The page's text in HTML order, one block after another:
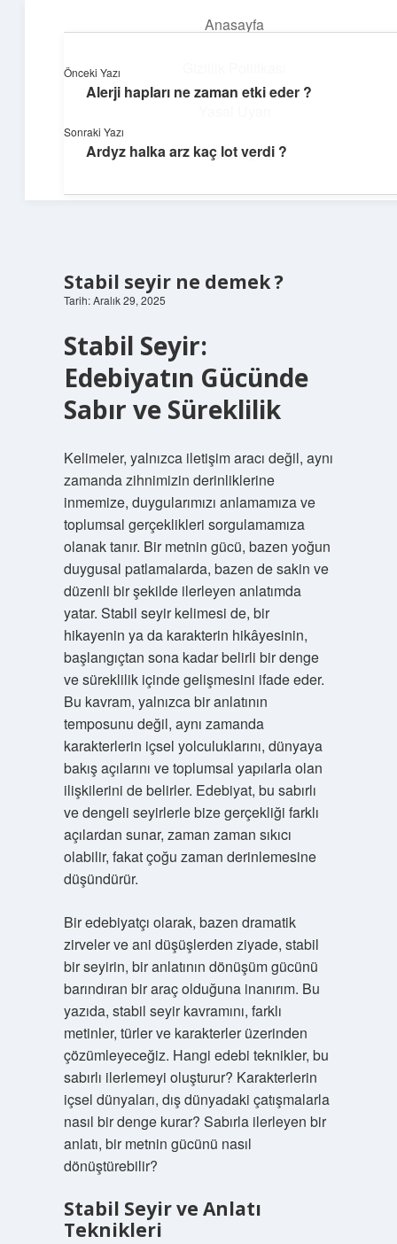
Anasayfa
Hakkımızda
Ufak Ayrıntılar
Göz atmalık, düşündürmelik kısa bilgiler.
Stabil seyir ne demek ?
Tarih: Aralık 29, 2025
Stabil Seyir:
Edebiyatın Gücünde
Sabır ve Süreklilik
Kelimeler, yalnızca iletişim aracı değil, aynı
zamanda zihnimizin derinliklerine
inmemize, duygularımızı anlamamıza ve
toplumsal gerçeklikleri sorgulamamıza
olanak tanır. Bir metnin gücü, bazen yoğun
duygusal patlamalarda, bazen de sakin ve
düzenli bir şekilde ilerleyen anlatımda
yatar. Stabil seyir kelimesi de, bir
hikayenin ya da karakterin hikâyesinin,
başlangıçtan sona kadar belirli bir denge
ve süreklilik içinde gelişmesini ifade eder.
Bu kavram, yalnızca bir anlatının
temposunu değil, aynı zamanda
karakterlerin içsel yolculuklarını, dünyaya
bakış açılarını ve toplumsal yapılarla olan
ilişkilerini de belirler. Edebiyat, bu sabırlı
ve dengeli seyirlerle bize gerçekliği farklı
açılardan sunar, zaman zaman sıkıcı
olabilir, fakat çoğu zaman derinlemesine
düşündürür.
Bir edebiyatçı olarak, bazen dramatik
zirveler ve ani düşüşlerden ziyade, stabil
bir seyirin, bir anlatının dönüşüm gücünü
barındıran bir araç olduğuna inanırım. Bu
yazıda, stabil seyir kavramını, farklı
metinler, türler ve karakterler üzerinden
çözümleyeceğiz. Hangi edebi teknikler, bu
sabırlı ilerlemeyi oluşturur? Karakterlerin
içsel dünyaları, dış dünyadaki çatışmalarla
nasıl bir denge kurar? Sabırla ilerleyen bir
anlatı, bir metnin gücünü nasıl
dönüştürebilir?
Stabil Seyir ve Anlatı
Teknikleri
Önceki Yazı
Alerji hapları ne zaman etki eder ?
Sonraki Yazı
Ardyz halka arz kaç lot verdi ?